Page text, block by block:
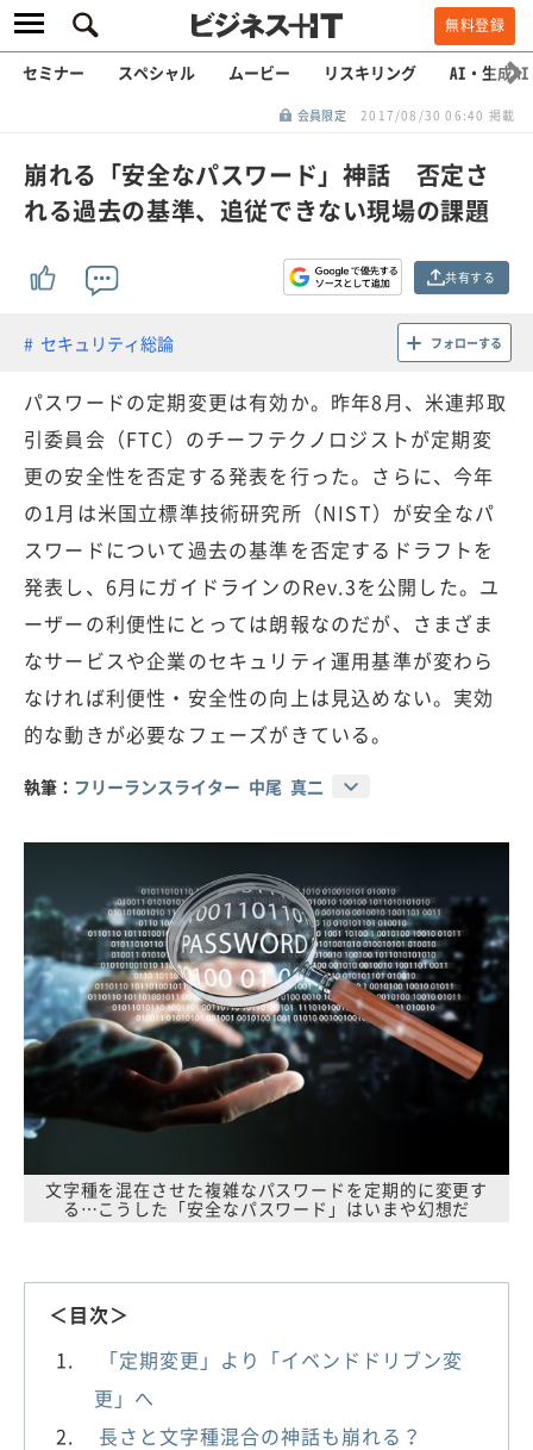
無料登録
セミナー スペシャル ムービー リスキリング AI・生成AI
会員限定 2017/08/30 06:40 掲載
崩れる「安全なパスワード」神話 否定さ
れる過去の基準、追従できない現場の課題
共有する
セキュリティ総論 フォローする
パスワードの定期変更は有効か。昨年8月、米連邦取
引委員会（FTC）のチーフテクノロジストが定期変
更の安全性を否定する発表を行った。さらに、今年
の1月は米国立標準技術研究所（NIST）が安全なパ
スワードについて過去の基準を否定するドラフトを
発表し、6月にガイドラインのRev.3を公開した。ユ
ーザーの利便性にとっては朗報なのだが、さまざま
なサービスや企業のセキュリティ運用基準が変わら
なければ利便性・安全性の向上は見込めない。実効
的な動きが必要なフェーズがきている。
執筆： フリーランスライター 中尾 真二
文字種を混在させた複雑なパスワードを定期的に変更す
る…こうした「安全なパスワード」はいまや幻想だ
＜目次＞
「定期変更」より「イベンドドリブン変
更」へ
長さと文字種混合の神話も崩れる？